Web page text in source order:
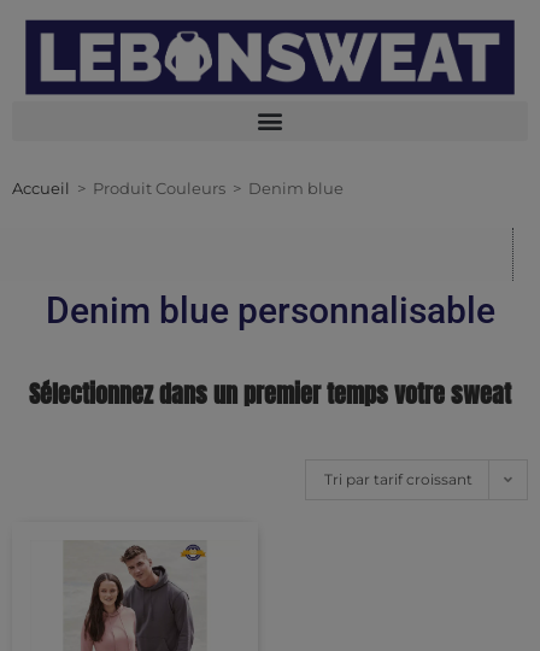
Accueil > Produit Couleurs > Denim blue
Denim blue personnalisable
Sélectionnez dans un premier temps votre sweat
Tri par tarif croissant